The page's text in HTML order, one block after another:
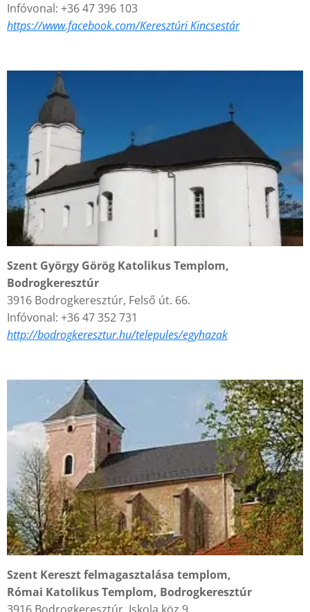
Infóvonal: +36 47 396 103
https://www.facebook.com/Keresztúri Kincsestár
Szent György Görög Katolikus Templom,
Bodrogkeresztúr
3916 Bodrogkeresztúr, Felső út. 66.
Infóvonal: +36 47 352 731
http://bodrogkeresztur.hu/telepules/egyhazak
Szent Kereszt felmagasztalása templom,
Római Katolikus Templom, Bodrogkeresztúr